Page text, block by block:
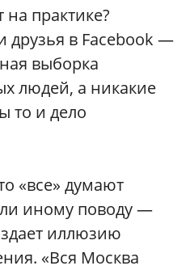
на практике?
друзья в Facebook —
выборка
людей, а никакие
то и дело
«все» думают
иному поводу —
иллюзию
«Вся Москва